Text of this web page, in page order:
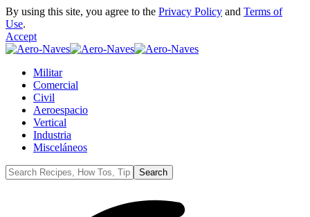
By using this site, you agree to the Privacy Policy and Terms of
Use.
Accept
Militar
Comercial
Civil
Aeroespacio
Vertical
Industria
Misceláneos